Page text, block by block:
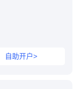
自助开户>